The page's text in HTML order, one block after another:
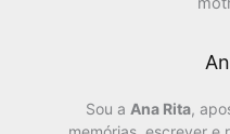
Sou a Ana Rita,